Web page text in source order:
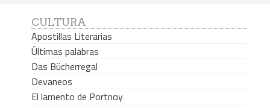
CULTURA
Apostillas Literarias
Últimas palabras
Das Bücherregal
Devaneos
El lamento de Portnoy